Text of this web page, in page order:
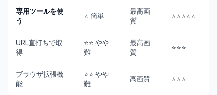
専用ツールを使
う
⭐ 簡単
最高画
質
⭐⭐⭐⭐⭐
URL直打ちで取
得
⭐⭐ やや
難
最高画
質
⭐⭐⭐
ブラウザ拡張機
能
⭐⭐ やや
難
高画質 ⭐⭐⭐